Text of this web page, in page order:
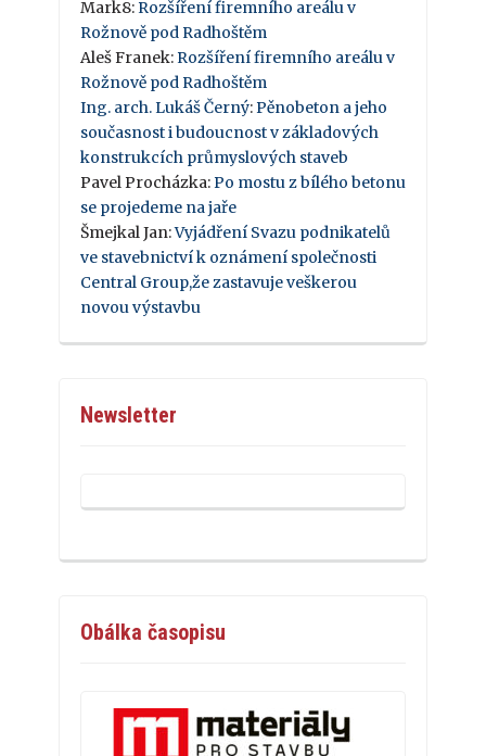
Mark8: Rozšíření firemního areálu v
Rožnově pod Radhoštěm
Aleš Franek: Rozšíření firemního areálu v
Rožnově pod Radhoštěm
Ing. arch. Lukáš Černý: Pěnobeton a jeho
současnost i budoucnost v základových
konstrukcích průmyslových staveb
Pavel Procházka: Po mostu z bílého betonu
se projedeme na jaře
Šmejkal Jan:Vyjádření Svazu podnikatelů
ve stavebnictví k oznámení společnosti
Central Group,že zastavuje veškerou
novou výstavbu
Newsletter
Obálka časopisu